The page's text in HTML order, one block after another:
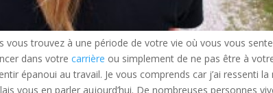
vous trouvez à une période de votre vie où vous vous
dans votrecarrière ou simplement de ne pas être à
épanoui au travail. Je vous comprends car j’ai ressenti
vous en parler aujourd’hui. De nombreuses personnes